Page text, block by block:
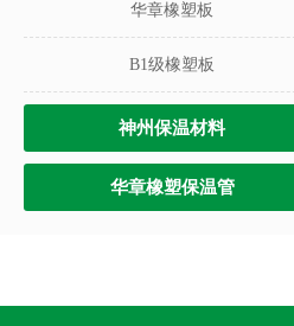
华章橡塑板
B1级橡塑板
神州保温材料
华章橡塑保温管